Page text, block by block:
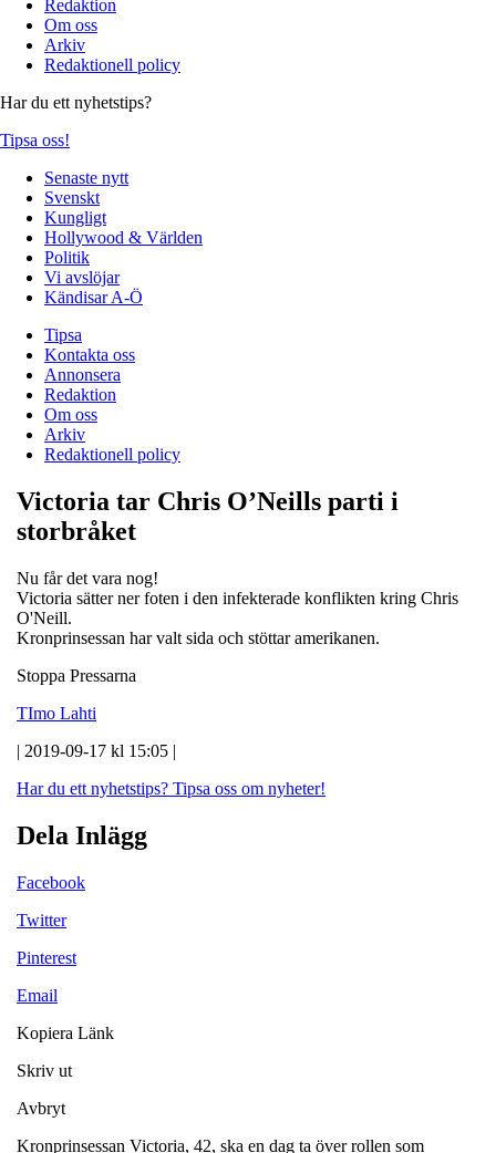
Redaktion
Om oss
Arkiv
Redaktionell policy
Har du ett nyhetstips?
Tipsa oss!
Senaste nytt
Svenskt
Kungligt
Hollywood & Världen
Politik
Vi avslöjar
Kändisar A-Ö
Tipsa
Kontakta oss
Annonsera
Redaktion
Om oss
Arkiv
Redaktionell policy
Victoria tar Chris O’Neills parti i
storbråket
Nu får det vara nog!
Victoria sätter ner foten i den infekterade konflikten kring Chris
O'Neill.
Kronprinsessan har valt sida och stöttar amerikanen.
Stoppa Pressarna
TImo Lahti
| 2019-09-17 kl 15:05 |
Har du ett nyhetstips? Tipsa oss om nyheter!
Dela Inlägg
Facebook
Twitter
Pinterest
Email
Kopiera Länk
Skriv ut
Avbryt
Kronprinsessan Victoria, 42, ska en dag ta över rollen som